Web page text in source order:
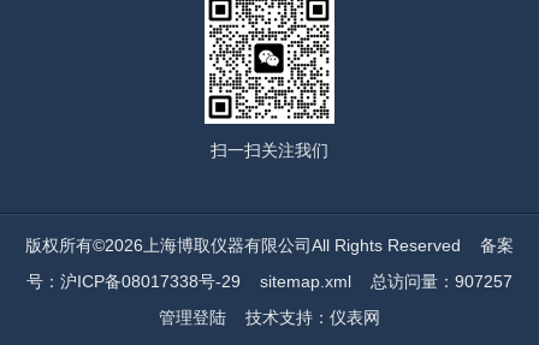
扫一扫关注我们
版权所有©2026上海博取仪器有限公司All Rights Reserved 备案
号：沪ICP备08017338号-29
sitemap.xml总访问量：907257
管理登陆技术支持： 仪表网